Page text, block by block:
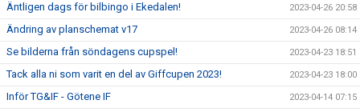
Äntligen dags för bilbingo i Ekedalen! 2023-04-26 20:58
Ändring av planschemat v17 2023-04-26 08:14
Se bilderna från söndagens cupspel! 2023-04-23 18:51
Tack alla ni som varit en del av Giffcupen 2023! 2023-04-23 18:00
Inför TG&IF - Götene IF 2023-04-14 07:15